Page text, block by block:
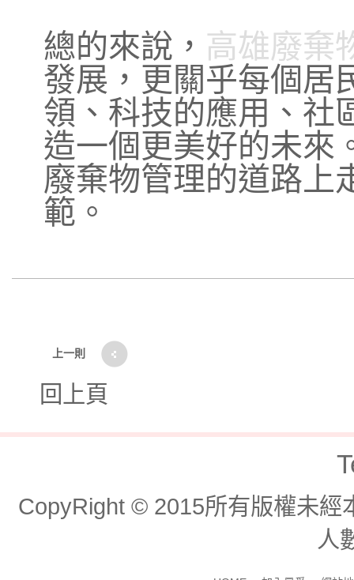
總的來說， 高雄廢棄
發展，更關乎每個居
領、科技的應用、社
造一個更美好的未來
廢棄物管理的道路上
範。
上一則
回上頁
CopyRight © 2015所有版權未經
人